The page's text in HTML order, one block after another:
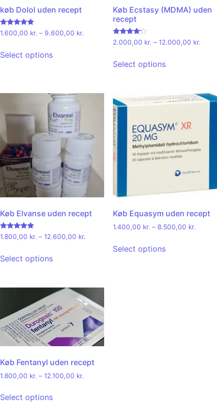
køb Dolol uden recept
Rated
5.00
1.600,00 kr. – 9.600,00 kr.
Select options
Køb Ecstasy (MDMA) uden
recept
Rated
4.00
2.000,00 kr. – 12.000,00 kr.
Select options
Køb Elvanse uden recept
Rated
4.92
1.800,00 kr. – 12.600,00 kr.
Select options
Køb Equasym uden recept
1.400,00 kr. – 8.500,00 kr.
Select options
Køb Fentanyl uden recept
1.800,00 kr. – 12.100,00 kr.
Select options